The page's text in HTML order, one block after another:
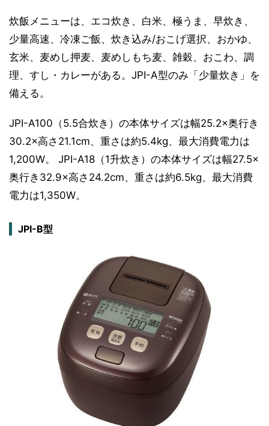
炊飯メニューは、エコ炊き、白米、極うま、早炊き、
少量高速、冷凍ご飯、炊き込み/おこげ選択、おかゆ、
玄米、麦めし押麦、麦めしもち麦、雑穀、おこわ、調
理、すし・カレーがある。JPI-A型のみ「少量炊き」を
備える。
JPI-A100（5.5合炊き）の本体サイズは幅25.2×奥行き
30.2×高さ21.1cm、重さは約5.4kg、最大消費電力は
1,200W。 JPI-A18（1升炊き）の本体サイズは幅27.5×
奥行き32.9×高さ24.2cm、重さは約6.5kg、最大消費
電力は1,350W。
JPI-B型